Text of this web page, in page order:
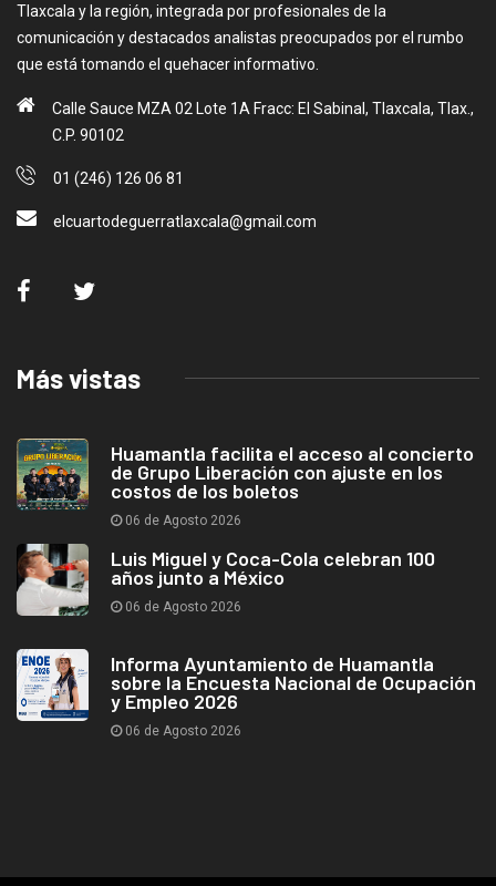
Tlaxcala y la región, integrada por profesionales de la
comunicación y destacados analistas preocupados por el rumbo
que está tomando el quehacer informativo.
Calle Sauce MZA 02 Lote 1A Fracc: El Sabinal, Tlaxcala, Tlax.,
C.P. 90102
01 (246) 126 06 81
elcuartodeguerratlaxcala@gmail.com
Más vistas
Huamantla facilita el acceso al concierto
de Grupo Liberación con ajuste en los
costos de los boletos
06 de Agosto 2026
Luis Miguel y Coca-Cola celebran 100
años junto a México
06 de Agosto 2026
Informa Ayuntamiento de Huamantla
sobre la Encuesta Nacional de Ocupación
y Empleo 2026
06 de Agosto 2026